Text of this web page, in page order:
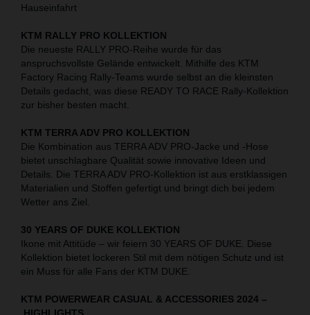
Hauseinfahrt
KTM RALLY PRO KOLLEKTION
Die neueste RALLY PRO-Reihe wurde für das
anspruchsvollste Gelände entwickelt. Mithilfe des KTM
Factory Racing Rally-Teams wurde selbst an die kleinsten
Details gedacht, was diese READY TO RACE Rally-Kollektion
zur bisher besten macht.
KTM TERRA ADV PRO KOLLEKTION
Die Kombination aus TERRA ADV PRO-Jacke und -Hose
bietet unschlagbare Qualität sowie innovative Ideen und
Details. Die TERRA ADV PRO-Kollektion ist aus erstklassigen
Materialien und Stoffen gefertigt und bringt dich bei jedem
Wetter ans Ziel.
30 YEARS OF DUKE KOLLEKTION
Ikone mit Attitüde – wir feiern 30 YEARS OF DUKE. Diese
Kollektion bietet lockeren Stil mit dem nötigen Schutz und ist
ein Muss für alle Fans der KTM DUKE.
KTM POWERWEAR CASUAL & ACCESSORIES 2024 –
HIGHLIGHTS